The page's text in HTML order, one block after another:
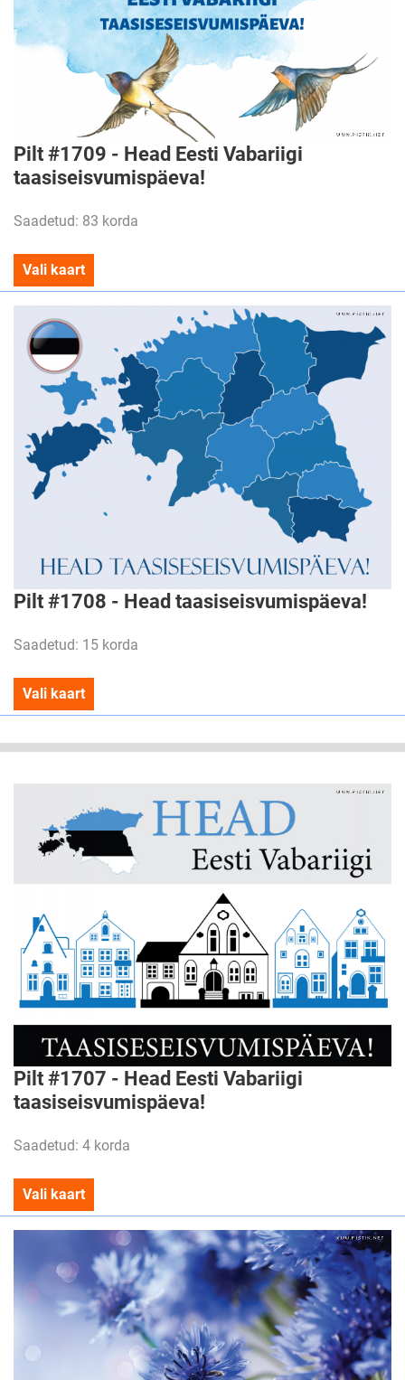
Pilt #1709 - Head Eesti Vabariigi
taasiseisvumispäeva!
Saadetud: 83 korda
Vali kaart
Pilt #1708 - Head taasiseisvumispäeva!
Saadetud: 15 korda
Vali kaart
Pilt #1707 - Head Eesti Vabariigi
taasiseisvumispäeva!
Saadetud: 4 korda
Vali kaart